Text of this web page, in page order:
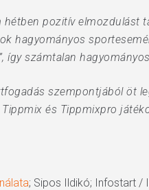
pozitív elmozdulást
hagyományos
így számtalan
szempontjából öt
és Tippmixpro
; Sipos Ildikó; Infostart /